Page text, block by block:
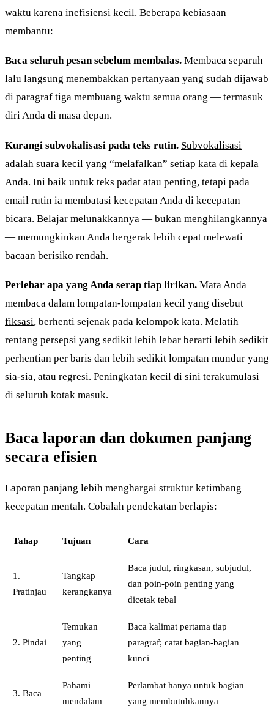
waktu karena inefisiensi kecil. Beberapa kebiasaan
membantu:
Baca seluruh pesan sebelum membalas. Membaca separuh
lalu langsung menembakkan pertanyaan yang sudah dijawab
di paragraf tiga membuang waktu semua orang — termasuk
diri Anda di masa depan.
Kurangi subvokalisasi pada teks rutin. Subvokalisasi
adalah suara kecil yang “melafalkan” setiap kata di kepala
Anda. Ini baik untuk teks padat atau penting, tetapi pada
email rutin ia membatasi kecepatan Anda di kecepatan
bicara. Belajar melunakkannya — bukan menghilangkannya
— memungkinkan Anda bergerak lebih cepat melewati
bacaan berisiko rendah.
Perlebar apa yang Anda serap tiap lirikan. Mata Anda
membaca dalam lompatan-lompatan kecil yang disebut
fiksasi, berhenti sejenak pada kelompok kata. Melatih
rentang persepsi yang sedikit lebih lebar berarti lebih sedikit
perhentian per baris dan lebih sedikit lompatan mundur yang
sia-sia, atau regresi. Peningkatan kecil di sini terakumulasi
di seluruh kotak masuk.
Baca laporan dan dokumen panjang
secara efisien
Laporan panjang lebih menghargai struktur ketimbang
kecepatan mentah. Cobalah pendekatan berlapis:
Tahap Tujuan Cara
1.
Pratinjau
Tangkap
kerangkanya
Baca judul, ringkasan, subjudul,
dan poin-poin penting yang
dicetak tebal
2. Pindai
Temukan
yang
penting
Baca kalimat pertama tiap
paragraf; catat bagian-bagian
kunci
3. Baca
Pahami
mendalam
Perlambat hanya untuk bagian
yang membutuhkannya